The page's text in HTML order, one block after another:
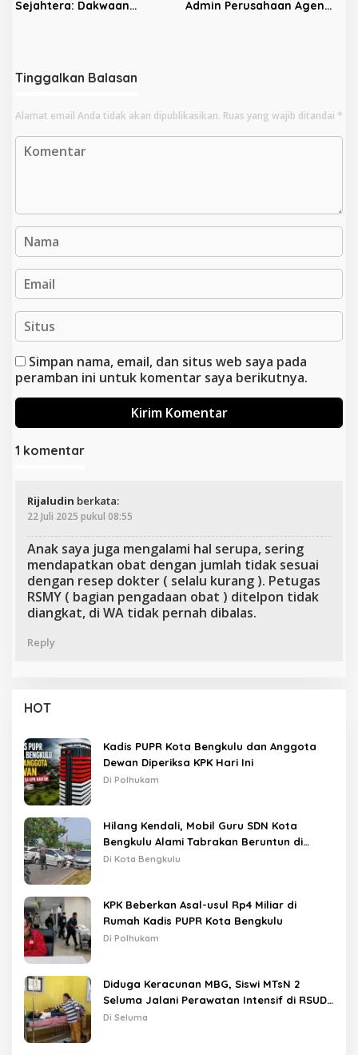
Sejahtera: Dakwaan
Admin Perusahaan Agen
Tinggalkan Balasan
Alamat email Anda tidak akan dipublikasikan. Ruas yang wajib ditandai *
Simpan nama, email, dan situs web saya pada
peramban ini untuk komentar saya berikutnya.
1 komentar
Rijaludin berkata:
22 Juli 2025 pukul 08:55
Anak saya juga mengalami hal serupa, sering
mendapatkan obat dengan jumlah tidak sesuai
dengan resep dokter ( selalu kurang ). Petugas
RSMY ( bagian pengadaan obat ) ditelpon tidak
diangkat, di WA tidak pernah dibalas.
Reply
HOT
Kadis PUPR Kota Bengkulu dan Anggota
Dewan Diperiksa KPK Hari Ini
Di Polhukam
Hilang Kendali, Mobil Guru SDN Kota
Bengkulu Alami Tabrakan Beruntun di
Lampu Merah
Di Kota Bengkulu
KPK Beberkan Asal-usul Rp4 Miliar di
Rumah Kadis PUPR Kota Bengkulu
Di Polhukam
Diduga Keracunan MBG, Siswi MTsN 2
Seluma Jalani Perawatan Intensif di RSUD
Tais
Di Seluma